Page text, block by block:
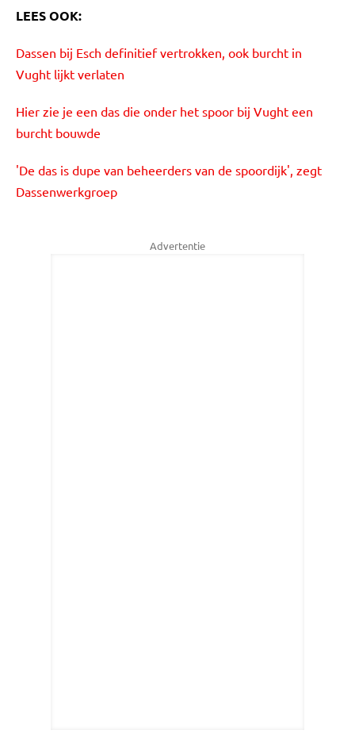
LEES OOK:
Dassen bij Esch definitief vertrokken, ook burcht in
Vught lijkt verlaten
Hier zie je een das die onder het spoor bij Vught een
burcht bouwde
'De das is dupe van beheerders van de spoordijk', zegt
Dassenwerkgroep
Advertentie